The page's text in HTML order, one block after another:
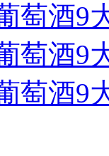
萄酒9
萄酒9
萄酒9